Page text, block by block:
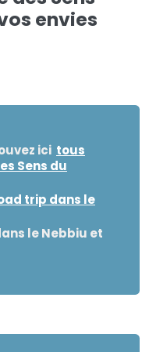
envies
ici tous
Sens du
trip dans le
le Nebbiu et